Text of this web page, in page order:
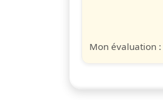
Mon évaluation :